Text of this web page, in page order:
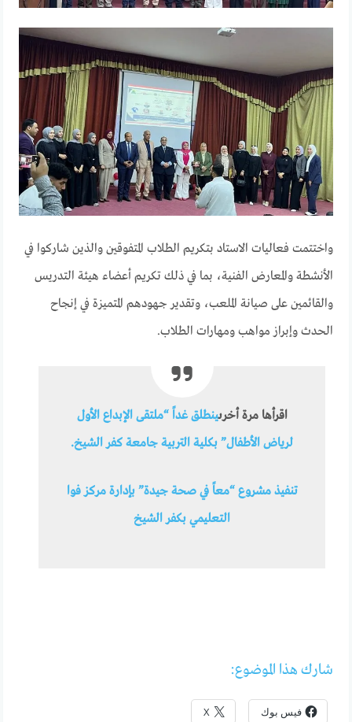
واختتمت فعاليات الاستاد بتكريم الطلاب المتفوقين والذين شاركوا في
الأنشطة والمعارض الفنية، بما في ذلك تكريم أعضاء هيئة التدريس
والقائمين على صيانة الملعب، وتقدير جهودهم المتميزة في إنجاح
الحدث وإبراز مواهب ومهارات الطلاب.
اقرأها مرة أخرىينطلق غداً “ملتقى الإبداع الأول
لرياض الأطفال” بكلية التربية جامعة كفر الشيخ.
تنفيذ مشروع “معاً في صحة جيدة” بإدارة مركز فوا
التعليمي بكفر الشيخ
شارك هذا الموضوع:
فيس بوك X